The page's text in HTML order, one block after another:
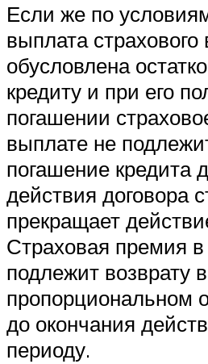
Если же по
выплата
обусловлена
кредиту и при его
погашении
выплате не
погашение кредита
действия договора
прекращает
Страховая премия
подлежит возврату
пропорциональном
до окончания
периоду.